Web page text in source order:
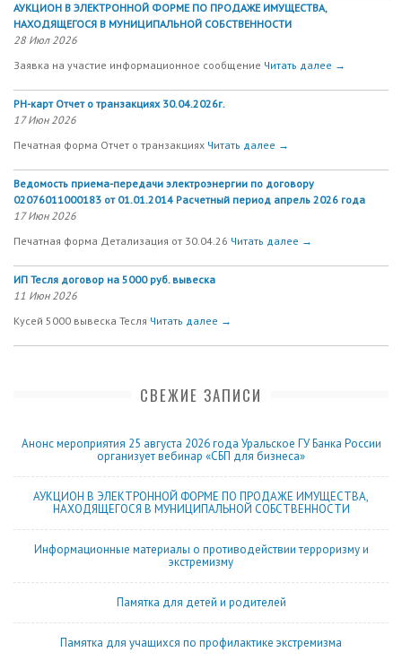
АУКЦИОН В ЭЛЕКТРОННОЙ ФОРМЕ ПО ПРОДАЖЕ ИМУЩЕСТВА,
НАХОДЯЩЕГОСЯ В МУНИЦИПАЛЬНОЙ СОБСТВЕННОСТИ
28 Июл 2026
Заявка на участие информационное сообщение Читать далее →
РН-карт Отчет о транзакциях 30.04.2026г.
17 Июн 2026
Печатная форма Отчет о транзакциях Читать далее →
Ведомость приема-передачи электроэнергии по договору
02076011000183 от 01.01.2014 Расчетный период апрель 2026 года
17 Июн 2026
Печатная форма Детализация от 30.04.26 Читать далее →
ИП Тесля договор на 5000 руб. вывеска
11 Июн 2026
Кусей 5000 вывеска Тесля Читать далее →
СВЕЖИЕ ЗАПИСИ
Анонс мероприятия 25 августа 2026 года Уральское ГУ Банка России
организует вебинар «СБП для бизнеса»
АУКЦИОН В ЭЛЕКТРОННОЙ ФОРМЕ ПО ПРОДАЖЕ ИМУЩЕСТВА,
НАХОДЯЩЕГОСЯ В МУНИЦИПАЛЬНОЙ СОБСТВЕННОСТИ
Информационные материалы о противодействии терроризму и
экстремизму
Памятка для детей и родителей
Памятка для учащихся по профилактике экстремизма